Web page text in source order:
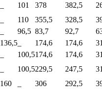
101 378 382,5
110 355,5 328,5
96,5 83,7 92,7
136,5 174,6 174,6
100,5174,6 174,6
100,5229,5 247,5
160 306 292,5